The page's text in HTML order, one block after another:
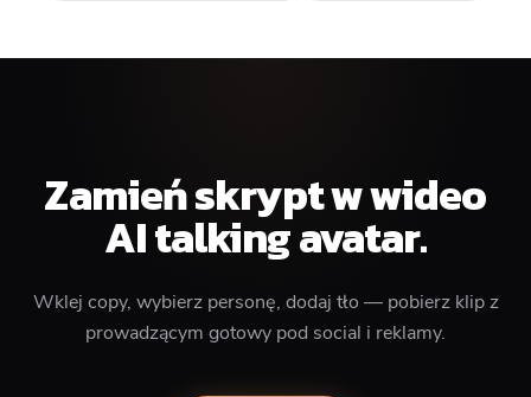
Zamień skrypt w wideo
AI talking avatar.
Wklej copy, wybierz personę, dodaj tło — pobierz klip z
prowadzącym gotowy pod social i reklamy.